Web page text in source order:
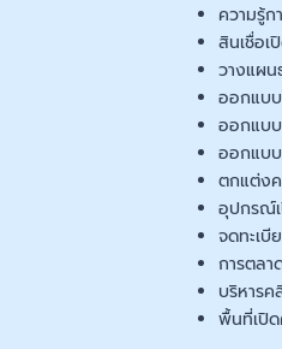
ความรู้ก
สินเชื่อเ
วางแผ
ออกแบ
ออกแบ
ออกแบ
ตกแต่ง
อุปกรณ์
จดทะเบี
การตล
บริหารค
พื้นที่เปิ